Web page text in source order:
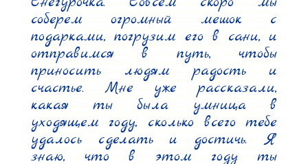
соберем огромный мешок с
подарками, погрузим его в сани, и
отправимся в путь, чтобы
приносить людям радость и
счастье. Мне уже рассказали,
какая ты была умница в
уходящем году, сколько всего тебе
удалось сделать и достичь. Я
знаю, что в этом году ты